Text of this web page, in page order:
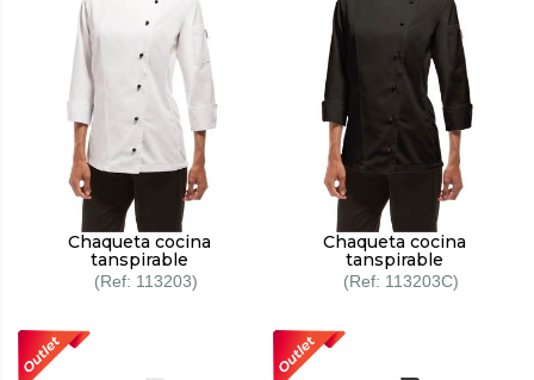
Chaqueta cocina
tanspirable
113203
Chaqueta cocina
tanspirable
113203C